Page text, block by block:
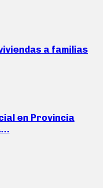
a familias
en Provincia